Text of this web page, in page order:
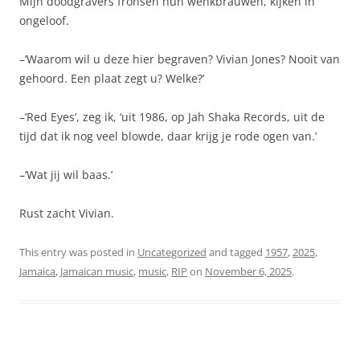
ongeloof.
–‘Waarom wil u deze hier begraven? Vivian Jones? Nooit van
gehoord. Een plaat zegt u? Welke?’
–‘Red Eyes’, zeg ik, ‘uit 1986, op Jah Shaka Records, uit de
tijd dat ik nog veel blowde, daar krijg je rode ogen van.’
–‘Wat jij wil baas.’
Rust zacht Vivian.
This entry was posted in Uncategorized and tagged 1957,2025,
Jamaica, Jamaican music, music, RIP on November 6, 2025.